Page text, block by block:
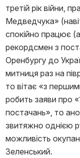
третій рік війни,
Медведчука»
спокійно працює
рекордсмен з
Оренбургу до
митниця раз на
то вітає «з
робить заяви про
постачань», то
звитяжно однією
можливість
Зеленський.